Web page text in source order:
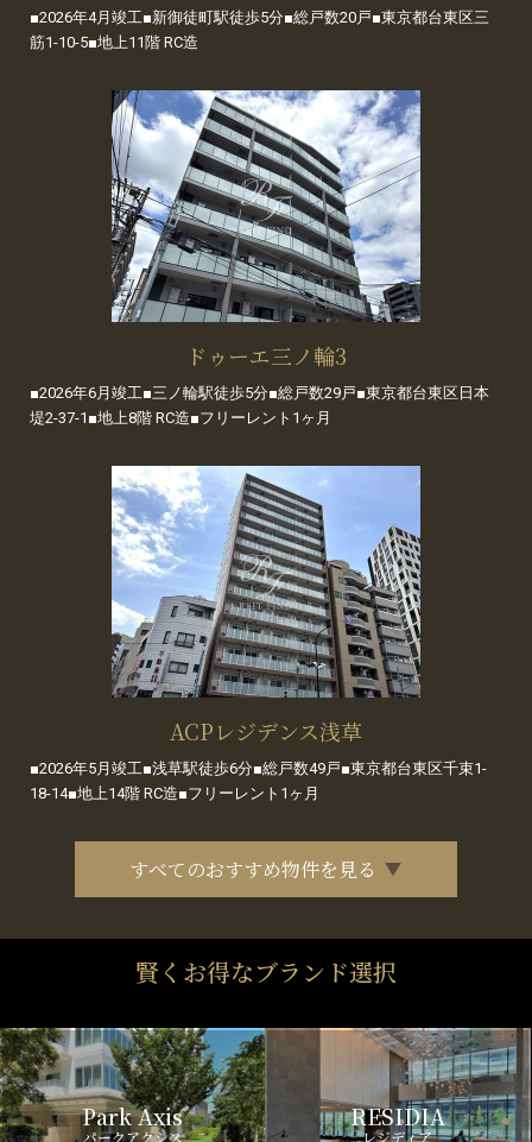
■2026年4月竣工■新御徒町駅徒歩5分■総戸数20戸■東京都台東区三
筋1-10-5■地上11階 RC造
ドゥーエ三ノ輪3
■2026年6月竣工■三ノ輪駅徒歩5分■総戸数29戸■東京都台東区日本
堤2-37-1■地上8階 RC造■フリーレント1ヶ月
ACPレジデンス浅草
■2026年5月竣工■浅草駅徒歩6分■総戸数49戸■東京都台東区千束1-
18-14■地上14階 RC造■フリーレント1ヶ月
すべてのおすすめ物件を見る
賢くお得なブランド選択
Park Axis
パークアクシス
RESIDIA
レジディア